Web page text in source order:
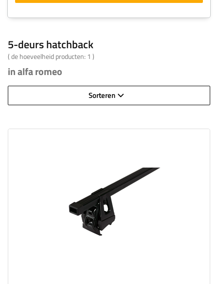
5-deurs hatchback
( de hoeveelheid producten: 1 )
in alfa romeo
Sorteren